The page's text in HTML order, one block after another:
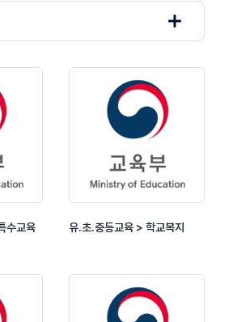
수교육 유.초.중등교육 > 학교복지